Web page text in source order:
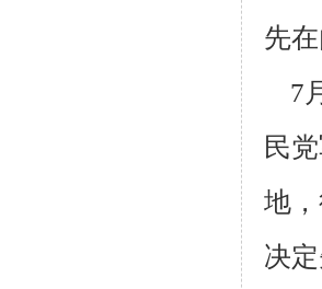
先
7
民
地
决